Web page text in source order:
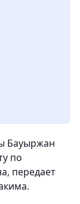
Бауыржан
по
передает